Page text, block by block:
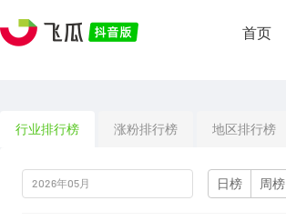
首页
行业排行榜 涨粉排行榜 地区排行榜
日榜 周榜